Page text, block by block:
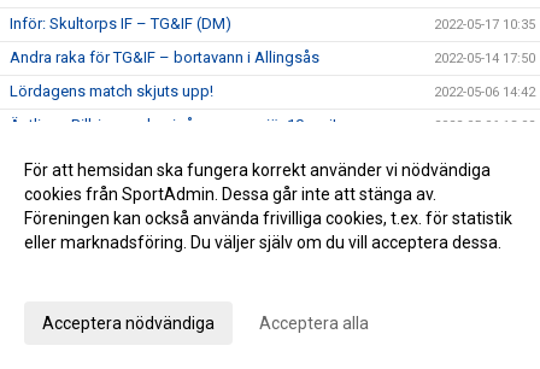
Inför: Skultorps IF – TG&IF (DM) 2022-05-17 10:35
Andra raka för TG&IF – bortavann i Allingsås 2022-05-14 17:50
Lördagens match skjuts upp! 2022-05-06 14:42
Äntligen Bilbingon drar igång – premiär 10 maj! 2022-05-06 13:02
Dubbla Giff-segrar i inledningen av U-lagsserien 2022-05-04 16:34
Glädje och jubel - stort bildspel från Giffcupens avgörande
Full fart även andra helgen av Giffcupen - se bilderna här! 2022-04-30 15:23
Hemmapremiär på riktigt – Åsarp-Trädet kommer till
För att hemsidan ska fungera korrekt använder vi nödvändiga
cookies från SportAdmin. Dessa går inte att stänga av.
Föreningen kan också använda frivilliga cookies, t.ex. för statistik
eller marknadsföring. Du väljer själv om du vill acceptera dessa.
Acceptera nödvändiga Acceptera alla